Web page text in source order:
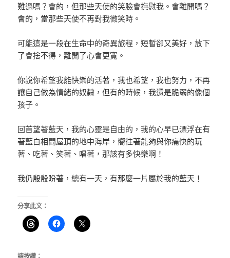
難過嗎？會的，但那些天使的笑臉會撫慰我。會離開嗎？
會的，當那些天使不再對我微笑時。
可能這是一段在生命中的奇異旅程，短暫卻又美好，放下
了會捨不得，離開了心會更寬。
你說你希望我能快樂的活著，我也希望，我也努力，不再
讓自己做為情緒的奴隸，但有的時候，我還是脆弱的像個
孩子。
回首望著藍天，我的心靈是自由的，我的心早已漂浮在有
著藍白相間屋頂的地中海岸，嚮往著能夠與你痛快的玩
著、吃著、笑著、唱著，那該有多快樂啊！
我仍殷殷盼著，總有一天，有那麼一片屬於我的藍天！
分享此文：